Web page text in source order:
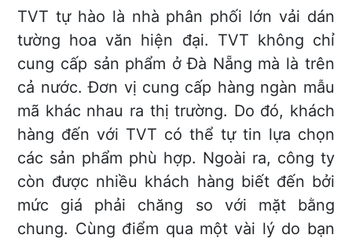
TVT tự hào là nhà phân phối lớn vải dán
tường hoa văn hiện đại. TVT không chỉ
cung cấp sản phẩm ở Đà Nẵng mà là trên
cả nước. Đơn vị cung cấp hàng ngàn mẫu
mã khác nhau ra thị trường. Do đó, khách
hàng đến với TVT có thể tự tin lựa chọn
các sản phẩm phù hợp. Ngoài ra, công ty
còn được nhiều khách hàng biết đến bởi
mức giá phải chăng so với mặt bằng
chung. Cùng điểm qua một vài lý do bạn